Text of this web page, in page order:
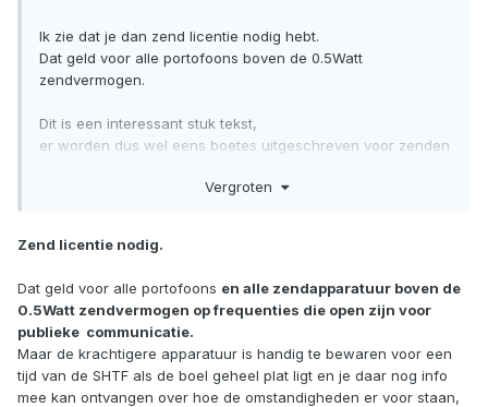
Ik zie dat je dan zend licentie nodig hebt.
Dat geld voor alle portofoons boven de 0.5Watt
zendvermogen.
Dit is een interessant stuk tekst,
er worden dus wel eens boetes uitgeschreven voor zenden
Vergroten
Zend licentie nodig.
Dat geld voor alle portofoons en alle zendapparatuur boven de
0.5Watt zendvermogen op frequenties die open zijn voor
publieke communicatie.
Maar de krachtigere apparatuur is handig te bewaren voor een
tijd van de SHTF als de boel geheel plat ligt en je daar nog info
mee kan ontvangen over hoe de omstandigheden er voor staan,